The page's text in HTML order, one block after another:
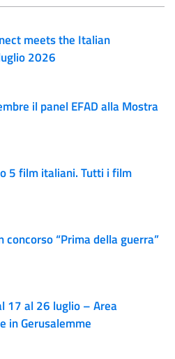
meets the Italian
2026
il panel EFAD alla Mostra
5 film italiani. Tutti i film
concorso “Prima della guerra”
17 al 26 luglio – Area
in Gerusalemme